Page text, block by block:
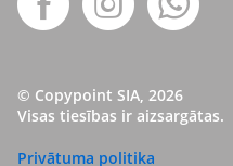
© Copypoint SIA, 2026
Visas tiesības ir aizsargātas.
Privātuma politika